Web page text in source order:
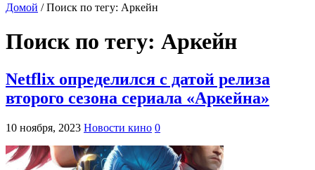
Домой / Поиск по тегу: Аркейн
Поиск по тегу: Аркейн
Netflix определился с датой релиза
второго сезона сериала «Аркейна»
10 ноября, 2023 Новости кино 0